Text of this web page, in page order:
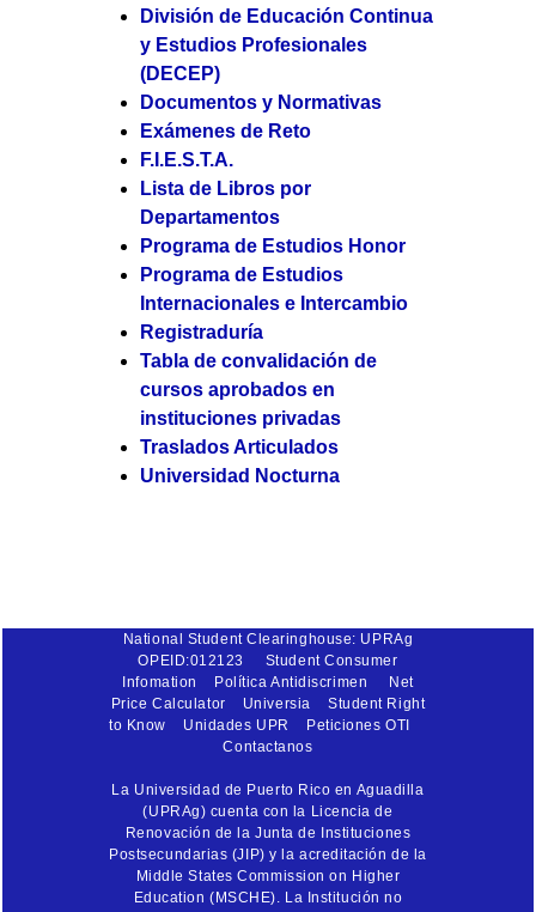
División de Educación Continua
y Estudios Profesionales
(DECEP)
Documentos y Normativas
Exámenes de Reto
F.I.E.S.T.A.
Lista de Libros por
Departamentos
Programa de Estudios Honor
Programa de Estudios
Internacionales e Intercambio
Registraduría
Tabla de convalidación de
cursos aprobados en
instituciones privadas
Traslados Articulados
Universidad Nocturna
National Student Clearinghouse: UPRAg
OPEID:012123
Student Consumer
Infomation
Política Antidiscrimen
Net
Price Calculator
Universia
Student Right
to Know
Unidades UPR
Peticiones OTI
Contactanos
La Universidad de Puerto Rico en Aguadilla
(UPRAg) cuenta con la Licencia de
Renovación de la Junta de Instituciones
Postsecundarias (JIP) y la acreditación de la
Middle States Commission on Higher
Education (MSCHE). La Institución no